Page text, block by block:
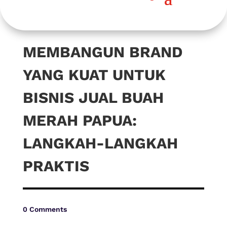
MEMBANGUN BRAND
YANG KUAT UNTUK
BISNIS JUAL BUAH
MERAH PAPUA:
LANGKAH-LANGKAH
PRAKTIS
0 Comments